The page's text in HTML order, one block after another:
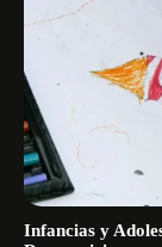
Infancias y